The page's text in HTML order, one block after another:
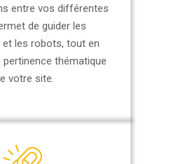
entre vos différentes
de guider les
et les robots, tout en
thématique
votre site.